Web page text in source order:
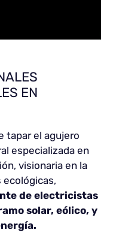
EN
tapar el agujero
especializada en
visionaria en la
de electricistas
solar, eólico, y